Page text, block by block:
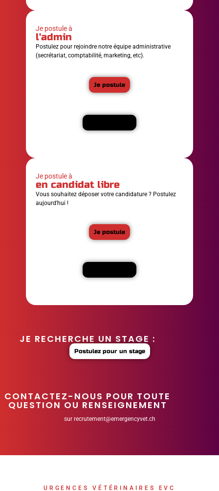
Je postule à
l'admin
Postulez pour rejoindre notre équipe administrative
(secrétariat, comptabilité, marketing, etc).
Je postule
Je postule à
en candidat libre
Vous souhaitez déposer votre candidature ? Postulez
aujourd’hui !
Je postule
JE RECHERCHE UN STAGE :
Postulez pour un stage
CONTACTEZ-NOUS POUR TOUTE
QUESTION OU RENSEIGNEMENT
sur recrutement@emergencyvet.ch
URGENCES VÉTÉRINAIRES EVC